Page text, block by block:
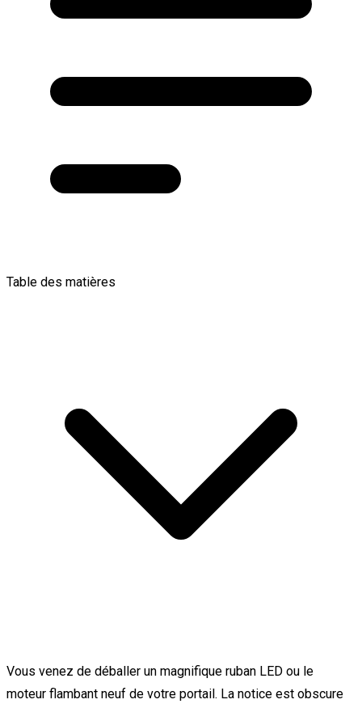
Table des matières
Vous venez de déballer un magnifique ruban LED ou le
moteur flambant neuf de votre portail. La notice est obscure